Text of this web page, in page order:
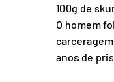
100g de
O homem
carceragem
anos de